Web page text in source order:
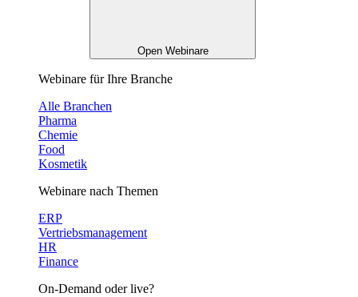
Open Webinare
Webinare für Ihre Branche
Alle Branchen
Pharma
Chemie
Food
Kosmetik
Webinare nach Themen
ERP
Vertriebsmanagement
HR
Finance
On-Demand oder live?